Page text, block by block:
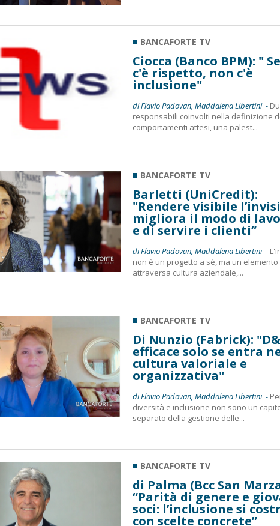
BANCAFORTE TV
Ciocca (Banco BPM): "
c'è rispetto, non c'è
inclusione"
di Flavio Padovan, Maddalena Libertini -
responsabili coinvolti nella definizione
comportamenti attesi, una palest...
BANCAFORTE TV
Barletti (UniCredit):
"Rendere visibile
migliora il modo di
e di servire i clienti”
di Flavio Padovan, Maddalena Libertini -
non è un progetto a sé, ma un elemento
attraversa cultura aziendale,...
BANCAFORTE TV
Di Nunzio (Fabrick):
efficace solo se entra
cultura valoriale e
organizzativa"
di Flavio Padovan, Maddalena Libertini -
diversità e inclusione non sono un
separato della gestione delle...
BANCAFORTE TV
di Palma (Bcc San
“Parità di genere e
soci: l’inclusione si
con scelte concrete”